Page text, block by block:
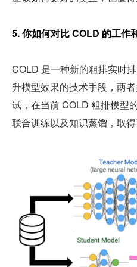
5. 你如何对比 COLD 的工作
COLD 是一种新的粗排实时
升模型效果的技术手段，两
试，在当前 COLD 粗排模型
联合训练以及知识蒸馏，取